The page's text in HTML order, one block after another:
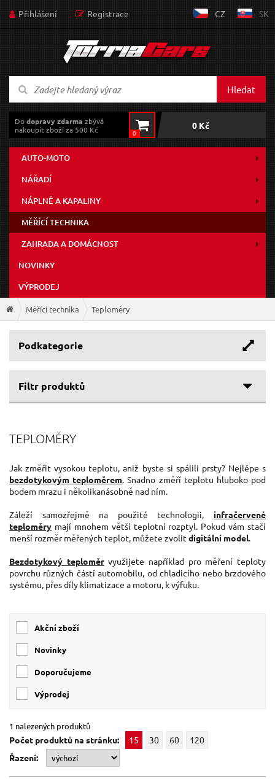
Přihlášení Registrace CZ SK
Hledat
Dodopravy zdarma zbývá
nakoupit zboží za 500 Kč
0
0 Kč
AUTO-MOTO
NÁŘADÍ
NÁPLNĚ A KAPALINY
MĚŘÍCÍ TECHNIKA
ZAHRADA A DOMÁCNOST
NOVINKY
VÝPRODEJ
Měřící technika Teploměry
Podkategorie
Filtr produktů
TEPLOMĚRY
Jak změřit vysokou teplotu, aniž byste si spálili prsty? Nejlépe s
bezdotykovým teploměrem. Snadno změří teplotu hluboko pod
bodem mrazu i několikanásobně nad ním.
Záleží samozřejmě na použité technologii, infračervené
teploměry mají mnohem větší teplotní rozptyl. Pokud vám stačí
menší rozměr měřených teplot, můžete zvolit digitální model.
Bezdotykový teploměrvyužijete například pro měření teploty
povrchu různých částí automobilu, od chladicího nebo brzdového
systému, přes díly klimatizace a motoru, k výfuku.
Akční zboží
Novinky
Doporučujeme
Výprodej
1 nalezených produktů
Počet produktů na stránku: 15 30 60
120
Řazení: